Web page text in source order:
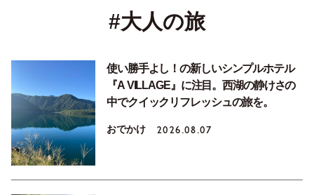
#大人の旅
使い勝手よし！の新しいシンプルホテル
『A VILLAGE』に注目。西湖の静けさの
中でクイックリフレッシュの旅を。
おでかけ 2026.08.07